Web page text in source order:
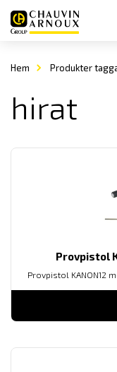
Hem Produkter
hirat
Provpistol
Provpistol KANON12